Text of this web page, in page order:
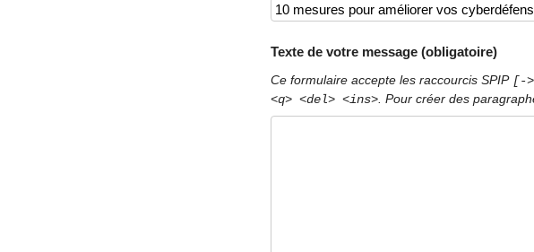
Texte de votre message (obligatoire)
Ce formulaire accepte les raccourcis SPIP [-
<q> <del> <ins>. Pour créer des